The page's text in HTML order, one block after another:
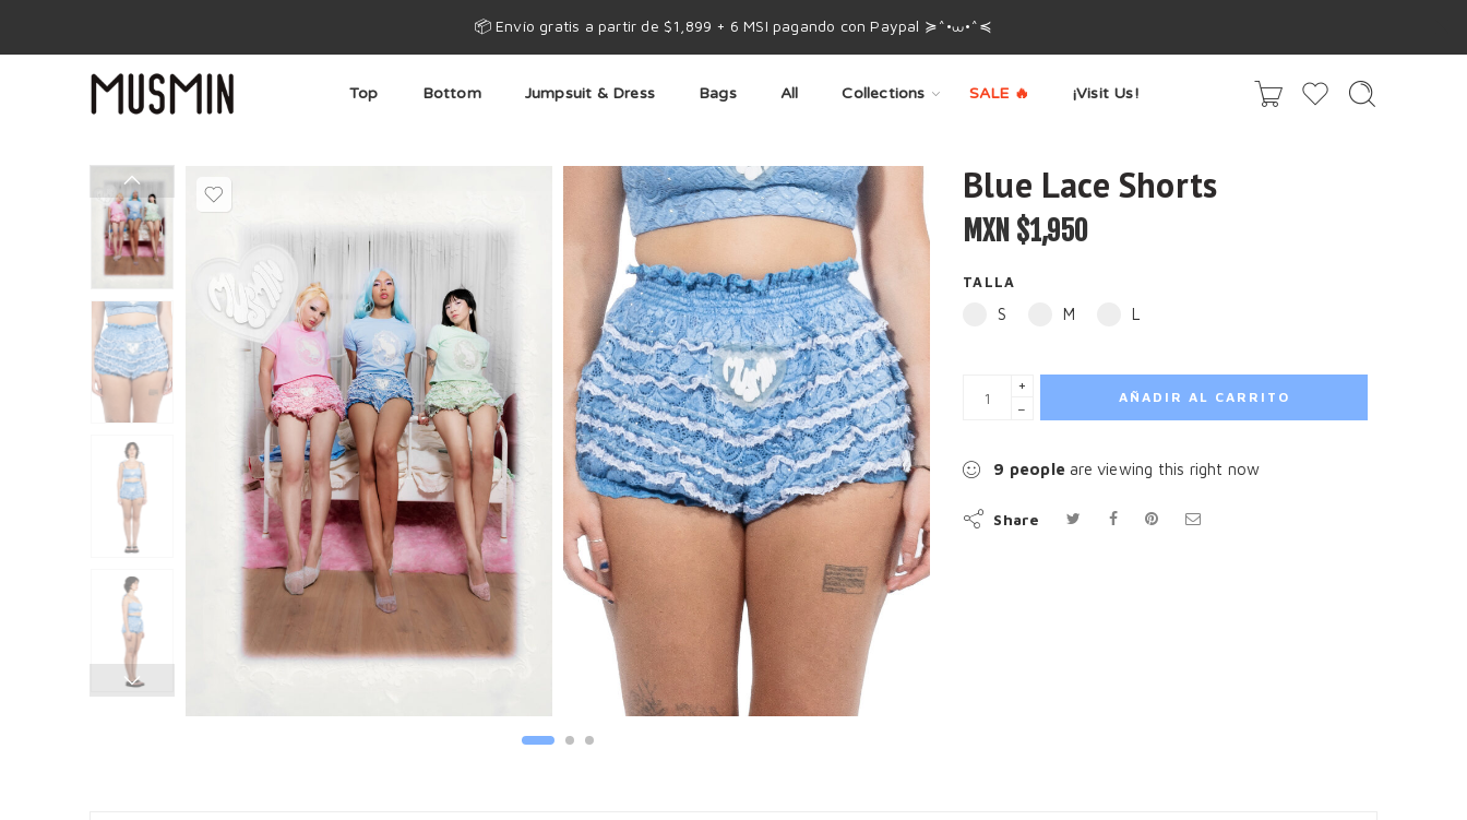
📦 Envío gratis a partir de $1,899 + 6 MSI pagando con Paypal ≽^•⩊•^≼
Top Bottom Jumpsuit & Dress Bags All Collections SALE 🔥 ¡Visit Us!
Blue Lace Shorts
MXN $1,950
TALLA
S M L
+
−
AÑADIR AL CARRITO
9 people are viewing this right now
Share